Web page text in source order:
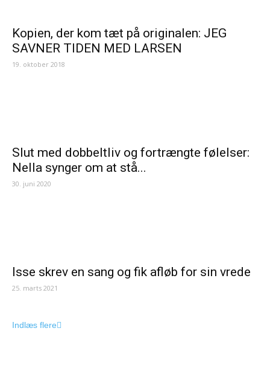
Kopien, der kom tæt på originalen: JEG
SAVNER TIDEN MED LARSEN
19. oktober 2018
Slut med dobbeltliv og fortrængte følelser:
Nella synger om at stå...
30. juni 2020
Isse skrev en sang og fik afløb for sin vrede
25. marts 2021
Indlæs flere